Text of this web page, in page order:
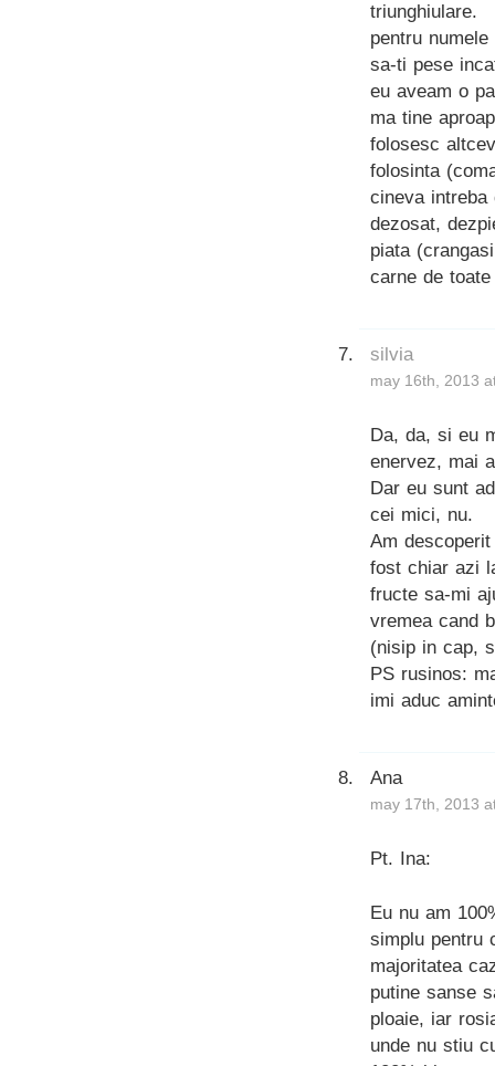
triunghiulare.
pentru
sa-ti pese
eu aveam o
ma tine
folosesc
folosinta
cineva intreba
dezosat,
piata
carne de
silvia
may 16th, 2013
Da, da, si eu
enervez, mai
Dar eu sunt
cei mici, nu.
Am
fost chiar azi
fructe sa-mi
vremea cand
(nisip in cap,
PS rusinos:
imi aduc
Ana
may 17th, 2013
Pt. Ina:
Eu nu am
simplu pentru
majoritatea
putine sanse
ploaie, iar
unde nu stiu